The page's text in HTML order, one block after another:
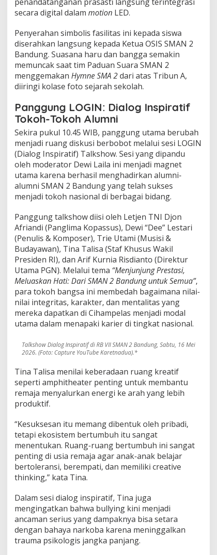
secara digital dalam motion LED.
Penyerahan simbolis fasilitas ini kepada siswa
diserahkan langsung kepada Ketua OSIS SMAN 2
Bandung. Suasana haru dan bangga semakin
memuncak saat tim Paduan Suara SMAN 2
menggemakan Hymne SMA 2dari atas Tribun A,
diiringi kolase foto sejarah sekolah.
Panggung LOGIN: Dialog Inspiratif
Tokoh-Tokoh Alumni
Sekira pukul 10.45 WIB, panggung utama berubah
menjadi ruang diskusi berbobot melalui sesi LOGIN
(Dialog Inspiratif) Talkshow. Sesi yang dipandu
oleh moderator Dewi Laila ini menjadi magnet
utama karena berhasil menghadirkan alumni-
alumni SMAN 2 Bandung yang telah sukses
menjadi tokoh nasional di berbagai bidang.
Panggung talkshow diisi oleh Letjen TNI Djon
Afriandi (Panglima Kopassus), Dewi “Dee” Lestari
(Penulis & Komposer), Trie Utami (Musisi &
Budayawan), Tina Talisa (Staf Khusus Wakil
Presiden RI), dan Arif Kurnia Risdianto (Direktur
Utama PGN). Melalui tema “Menjunjung Prestasi,
Meluaskan Hati: Dari SMAN 2 Bandung untuk Semua”,
para tokoh bangsa ini membedah bagaimana nilai-
nilai integritas, karakter, dan mentalitas yang
mereka dapatkan di Cihampelas menjadi modal
utama dalam menapaki karier di tingkat nasional.
Talkshow Dialog Inspiratif di RB VII SMAN 2 Bandung, Sabtu, 16 Mei
2026. (Foto: Capture YouTube Karetnadua).*
Tina Talisa menilai keberadaan ruang kreatif
seperti amphitheater penting untuk membantu
remaja menyalurkan energi ke arah yang lebih
produktif.
“Kesuksesan itu memang dibentuk oleh pribadi,
tetapi ekosistem bertumbuh itu sangat
menentukan. Ruang-ruang bertumbuh ini sangat
penting di usia remaja agar anak-anak belajar
bertoleransi, berempati, dan memiliki creative
thinking,” kata Tina.
Dalam sesi dialog inspiratif, Tina juga
mengingatkan bahwa bullying kini menjadi
ancaman serius yang dampaknya bisa setara
dengan bahaya narkoba karena meninggalkan
trauma psikologis jangka panjang.